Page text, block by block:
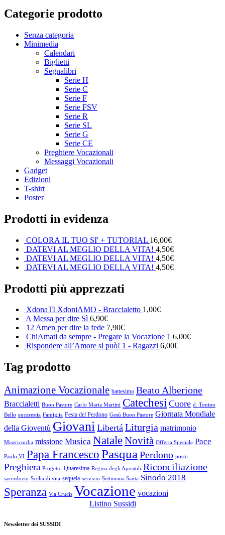
Categorie prodotto
Senza categoria
Minimedia
Calendari
Biglietti
Segnalibri
Serie H
Serie C
Serie F
Serie FSV
Serie R
Serie SL
Serie G
Serie CE
Preghiere Vocazionali
Messaggi Vocazionali
Gadget
Edizioni
T-shirt
Poster
Prodotti in evidenza
COLORA IL TUO SI' + TUTORIAL 16,00€
DATEVI AL MEGLIO DELLA VITA! 4,50€
DATEVI AL MEGLIO DELLA VITA! 4,50€
DATEVI AL MEGLIO DELLA VITA! 4,50€
Prodotti più apprezzati
XdonaTI XdoniAMO - Braccialetto 1,00€
A Messa per dire Sì 6,90€
12 Amen per dire la fede 7,90€
ChiAmati da sempre - Pregare la Vocazione 1 6,00€
Rispondere all’Amore si può! 1 - Ragazzi 6,00€
Tag prodotto
Animazione Vocazionale battesimo Beato Alberione
Braccialetti Buon Pastore Carlo Maria Martini Catechesi Cuore d. Tonino
Bello eucarestia Famiglia Festa del Perdono Gesù Buon Pastore Giornata Mondiale
della Gioventù Giovani Libertá Liturgia matrimonio
Misericordia missione Musica NataleNovità Offerta Speciale Pace
Paolo VI Papa FrancescoPasqua Perdono posto
Preghiera Progetto Quaresima Regina degli Apostoli Riconciliazione
sacerdozio Scelta di vita sequela servizio Settimana Santa Sinodo 2018
Speranza Via Crucis Vocazione vocazioni
Listino Sussidi
Newsletter dei SUSSIDI